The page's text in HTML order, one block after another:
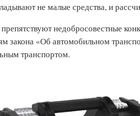
не малые средства, и
недобросовестные
закона «Об автомобильном
транспортом.